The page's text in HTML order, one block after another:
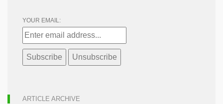
YOUR EMAIL:
ARTICLE ARCHIVE